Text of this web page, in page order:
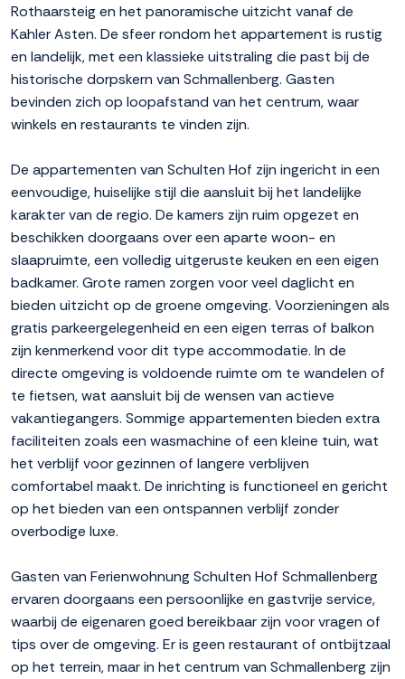
Rothaarsteig en het panoramische uitzicht vanaf de
Kahler Asten. De sfeer rondom het appartement is rustig
en landelijk, met een klassieke uitstraling die past bij de
historische dorpskern van Schmallenberg. Gasten
bevinden zich op loopafstand van het centrum, waar
winkels en restaurants te vinden zijn.
De appartementen van Schulten Hof zijn ingericht in een
eenvoudige, huiselijke stijl die aansluit bij het landelijke
karakter van de regio. De kamers zijn ruim opgezet en
beschikken doorgaans over een aparte woon- en
slaapruimte, een volledig uitgeruste keuken en een eigen
badkamer. Grote ramen zorgen voor veel daglicht en
bieden uitzicht op de groene omgeving. Voorzieningen als
gratis parkeergelegenheid en een eigen terras of balkon
zijn kenmerkend voor dit type accommodatie. In de
directe omgeving is voldoende ruimte om te wandelen of
te fietsen, wat aansluit bij de wensen van actieve
vakantiegangers. Sommige appartementen bieden extra
faciliteiten zoals een wasmachine of een kleine tuin, wat
het verblijf voor gezinnen of langere verblijven
comfortabel maakt. De inrichting is functioneel en gericht
op het bieden van een ontspannen verblijf zonder
overbodige luxe.
Gasten van Ferienwohnung Schulten Hof Schmallenberg
ervaren doorgaans een persoonlijke en gastvrije service,
waarbij de eigenaren goed bereikbaar zijn voor vragen of
tips over de omgeving. Er is geen restaurant of ontbijtzaal
op het terrein, maar in het centrum van Schmallenberg zijn